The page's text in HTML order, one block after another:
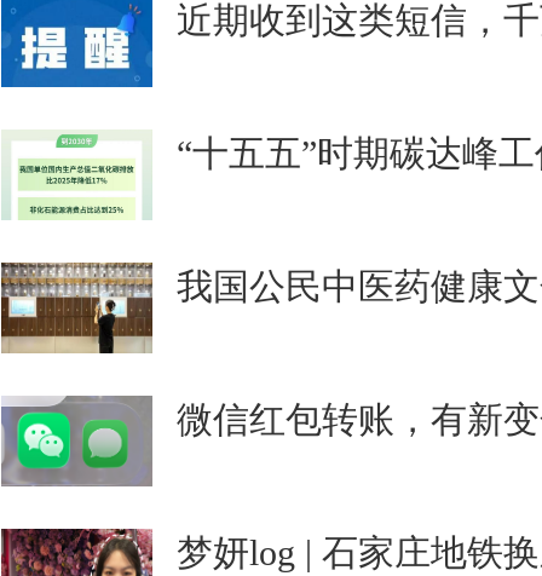
近期收到这类短信，
“十五五”时期碳达峰
我国公民中医药健康
微信红包转账，有新
梦妍log | 石家庄地铁